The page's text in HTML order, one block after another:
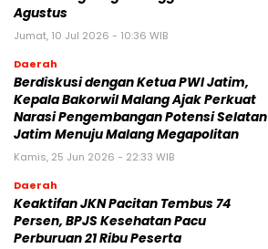
Agustus
Jumat, 10 Jul 2026 - 10:36 WIB
Daerah
Berdiskusi dengan Ketua PWI Jatim,
Kepala Bakorwil Malang Ajak Perkuat
Narasi Pengembangan Potensi Selatan
Jatim Menuju Malang Megapolitan
Kamis, 25 Jun 2026 - 22:33 WIB
Daerah
Keaktifan JKN Pacitan Tembus 74
Persen, BPJS Kesehatan Pacu
Perburuan 21 Ribu Peserta